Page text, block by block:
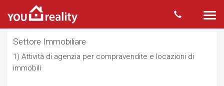
Settore Immobiliare
1) Attività di agenzia per compravendite e locazioni di
immobili